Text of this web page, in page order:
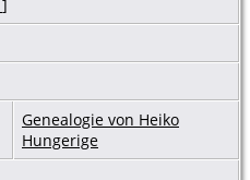
]
Genealogie von Heiko
Hungerige